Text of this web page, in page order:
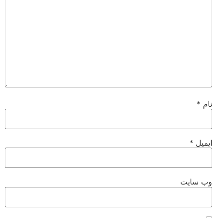
نام*
ایمیل*
وب‌ سایت